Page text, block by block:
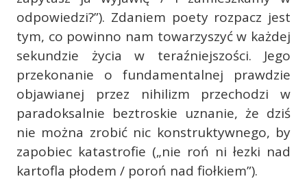
odpowiedzi?”). Zdaniem poety rozpacz jest
tym, co powinno nam towarzyszyć w każdej
sekundzie życia w teraźniejszości. Jego
przekonanie o fundamentalnej prawdzie
objawianej przez nihilizm przechodzi w
paradoksalnie beztroskie uznanie, że dziś
nie można zrobić nic konstruktywnego, by
zapobiec katastrofie („nie roń ni łezki nad
kartofla płodem / poroń nad fiołkiem”).